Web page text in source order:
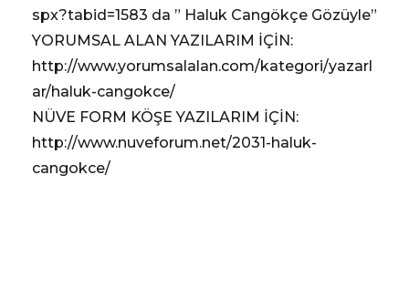
spx?tabid=1583 da ” Haluk Cangökçe Gözüyle”
YORUMSAL ALAN YAZILARIM İÇİN:
http://www.yorumsalalan.com/kategori/yazarl
ar/haluk-cangokce/
NÜVE FORM KÖŞE YAZILARIM İÇİN:
http://www.nuveforum.net/2031-haluk-
cangokce/